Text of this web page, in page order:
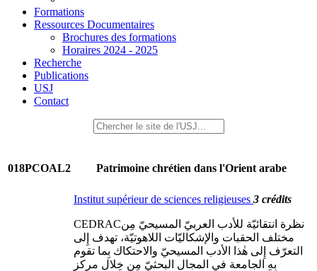
Formations
Ressources Documentaires
Brochures des formations
Horaires 2024 - 2025
Recherche
Publications
USJ
Contact
018PCOAL2 Patrimoine chrétien dans l'Orient arabe
Institut supérieur de sciences religieuses 3 crédits
CEDRACنظرة انتقائيّة للأدب العربيّ المسيحيّ مِن
مختلف الحقبات والإشكاليّات اللاهوتيّة، تهدف إِلى
التعرّف إِلى هٰذا الأدب المسيحيّ والاحتكاك بِما تقوم
بِهِ الجامعة في المجال البحثيّ مِن خِلال مركز